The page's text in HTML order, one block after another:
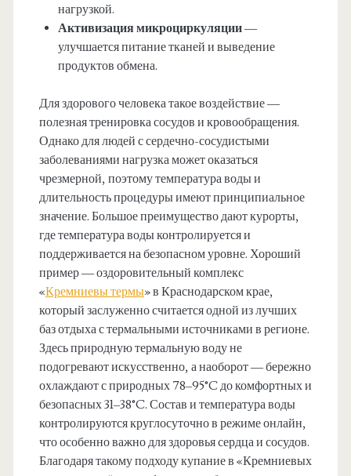
нагрузкой.
Активизация микроциркуляции—
улучшается питание тканей и выведение
продуктов обмена.
Для здорового человека такое воздействие —
полезная тренировка сосудов и кровообращения.
Однако для людей с сердечно-сосудистыми
заболеваниями нагрузка может оказаться
чрезмерной, поэтому температура воды и
длительность процедуры имеют принципиальное
значение. Большое преимущество дают курорты,
где температура воды контролируется и
поддерживается на безопасном уровне. Хороший
пример — оздоровительный комплекс
«Кремниевы термы» в Краснодарском крае,
который заслуженно считается одной из лучших
баз отдыха с термальными источниками в регионе.
Здесь природную термальную воду не
подогревают искусственно, а наоборот — бережно
охлаждают с природных 78–95°C до комфортных и
безопасных 31–38°C. Состав и температура воды
контролируются круглосуточно в режиме онлайн,
что особенно важно для здоровья сердца и сосудов.
Благодаря такому подходу купание в «Кремниевых